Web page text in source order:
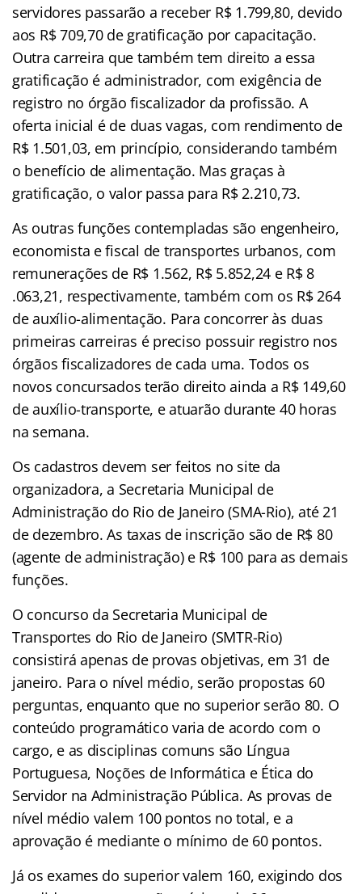
servidores passarão a receber R$ 1.799,80, devido
aos R$ 709,70 de gratificação por capacitação.
Outra carreira que também tem direito a essa
gratificação é administrador, com exigência de
registro no órgão fiscalizador da profissão. A
oferta inicial é de duas vagas, com rendimento de
R$ 1.501,03, em princípio, considerando também
o benefício de alimentação. Mas graças à
gratificação, o valor passa para R$ 2.210,73.
As outras funções contempladas são engenheiro,
economista e fiscal de transportes urbanos, com
remunerações de R$ 1.562, R$ 5.852,24 e R$ 8
.063,21, respectivamente, também com os R$ 264
de auxílio-alimentação. Para concorrer às duas
primeiras carreiras é preciso possuir registro nos
órgãos fiscalizadores de cada uma. Todos os
novos concursados terão direito ainda a R$ 149,60
de auxílio-transporte, e atuarão durante 40 horas
na semana.
Os cadastros devem ser feitos no site da
organizadora, a Secretaria Municipal de
Administração do Rio de Janeiro (SMA-Rio), até 21
de dezembro. As taxas de inscrição são de R$ 80
(agente de administração) e R$ 100 para as demais
funções.
O concurso da Secretaria Municipal de
Transportes do Rio de Janeiro (SMTR-Rio)
consistirá apenas de provas objetivas, em 31 de
janeiro. Para o nível médio, serão propostas 60
perguntas, enquanto que no superior serão 80. O
conteúdo programático varia de acordo com o
cargo, e as disciplinas comuns são Língua
Portuguesa, Noções de Informática e Ética do
Servidor na Administração Pública. As provas de
nível médio valem 100 pontos no total, e a
aprovação é mediante o mínimo de 60 pontos.
Já os exames do superior valem 160, exigindo dos